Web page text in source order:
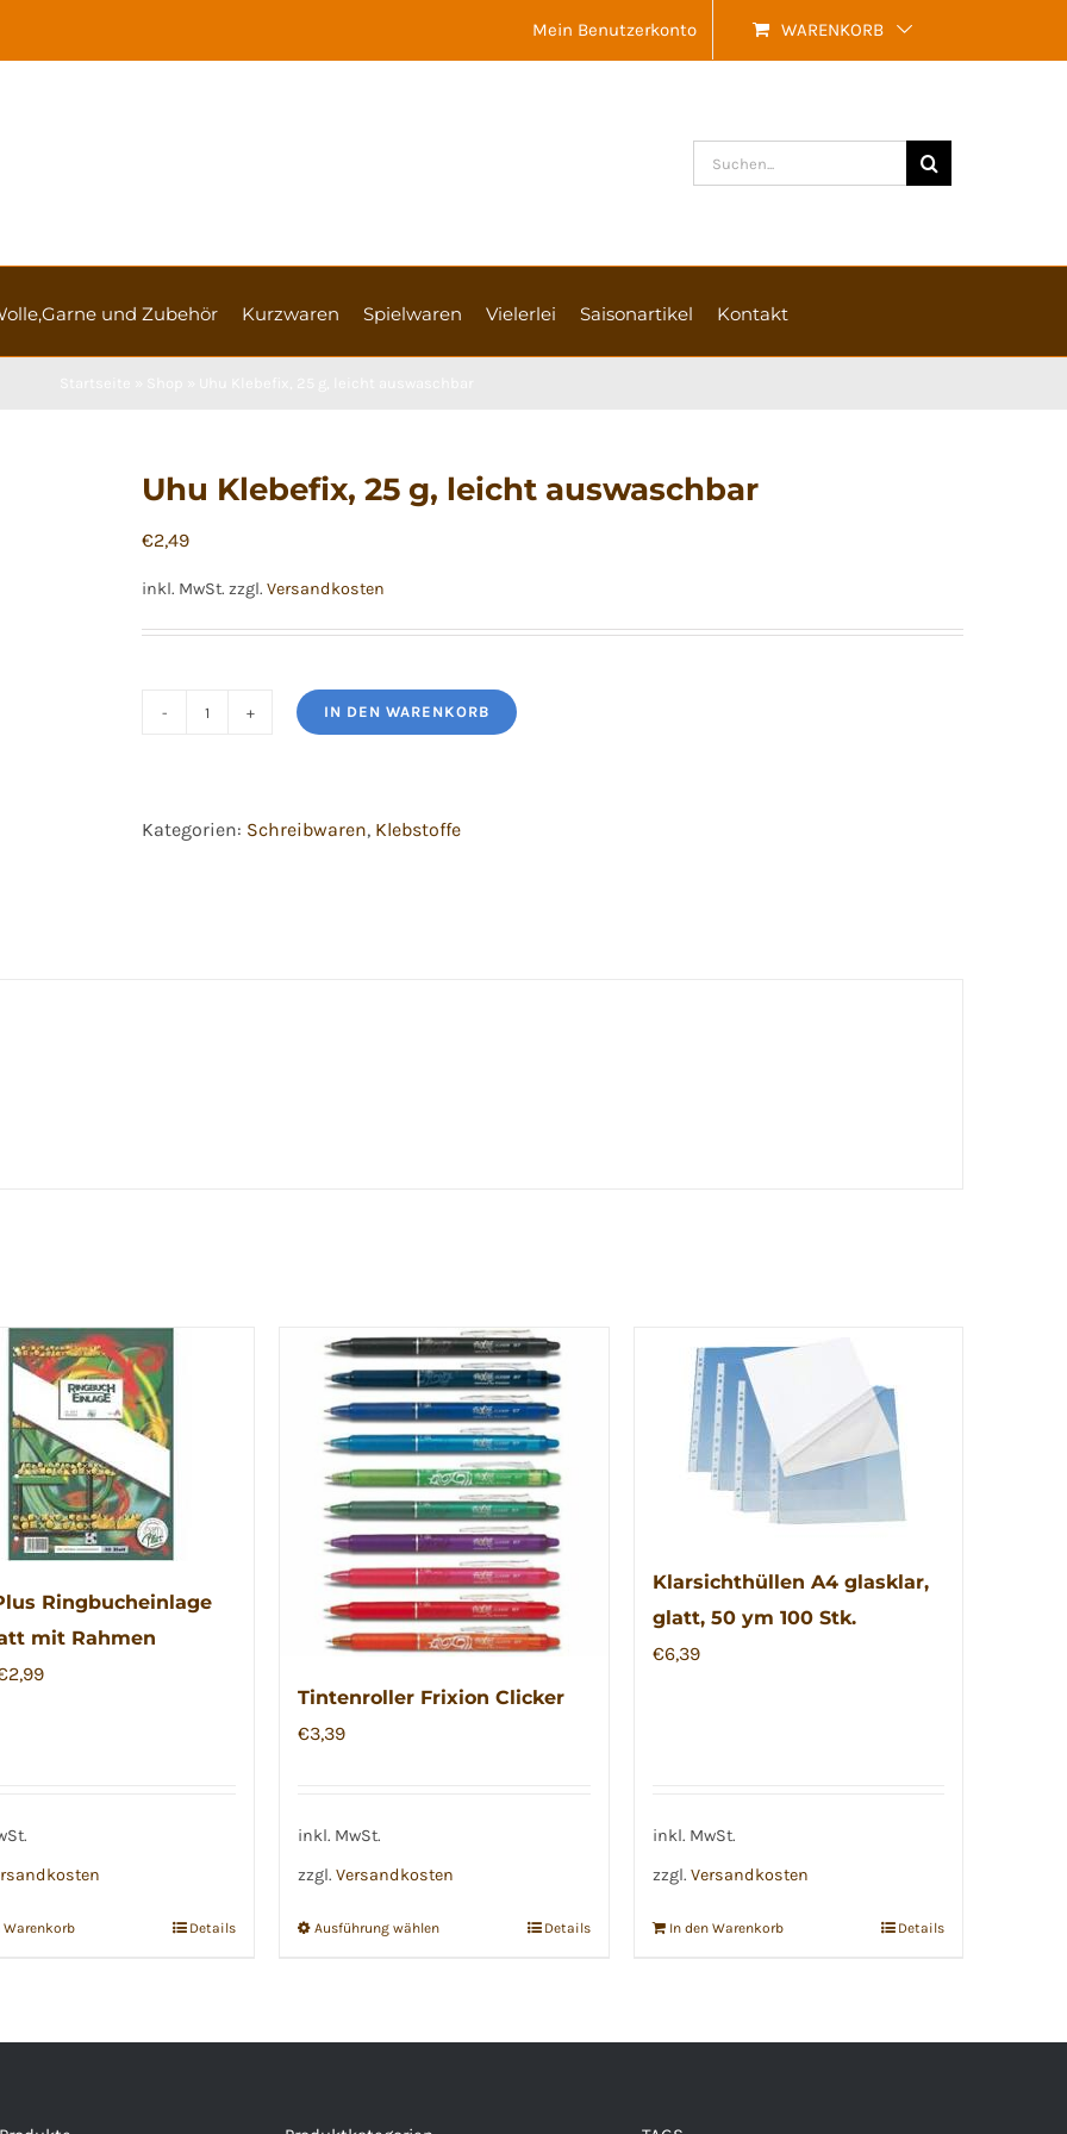
Mein Benutzerkonto WARENKORB
Suche
nach:
und Zubehör Kurzwaren Spielwaren Vielerlei Saisonartikel Kontakt
Uhu Klebefix, 25 g, leicht auswaschbar
€2,49
inkl. MwSt. zzgl. Versandkosten
g,
IN DEN WARENKORB
Kategorien: Schreibwaren, Klebstoffe
Ringbucheinlage
mit Rahmen
2,99Aktueller
Warenkorb Details
Tintenroller Frixion Clicker
€3,39
inkl. MwSt.
zzgl. Versandkosten
Ausführung wählenDieses
mehrere
Details
Klarsichthüllen A4 glasklar,
glatt, 50 ym 100 Stk.
€6,39
inkl. MwSt.
zzgl. Versandkosten
In den Warenkorb Details